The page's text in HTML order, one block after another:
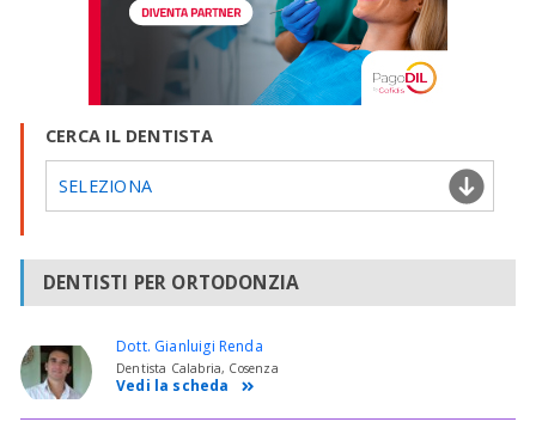
CERCA IL DENTISTA
SELEZIONA
DENTISTI PER ORTODONZIA
Dott. Gianluigi Renda
Dentista Calabria, Cosenza
Vedi la scheda